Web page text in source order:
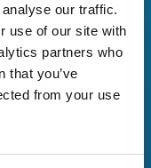
our traffic.
use of our site with
partners who
that you’ve
from your use